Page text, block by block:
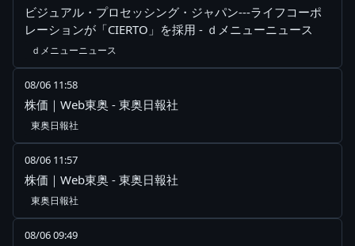
ビジュアル・プロセッシング・ジャパン---ライフコーポ
レーションが「CIERTO」を採用 - ｄメニューニュース
ｄメニューニュース
08/06 11:58
株価｜Web東奥 - 東奥日報社
東奥日報社
08/06 11:57
株価｜Web東奥 - 東奥日報社
東奥日報社
08/06 09:49